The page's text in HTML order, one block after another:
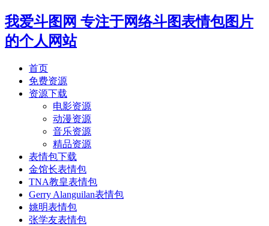
我爱斗图网 专注于网络斗图表情包图片
的个人网站
首页
免费资源
资源下载
电影资源
动漫资源
音乐资源
精品资源
表情包下载
金馆长表情包
TNA教皇表情包
Gerry Alanguilan表情包
姚明表情包
张学友表情包